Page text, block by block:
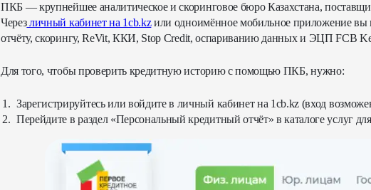
ПКБ — крупнейшее аналитическое и скоринговое бюро Казахстана,
Черезличный кабинет на 1cb.kzили одноимённое мобильное приложение вы
отчёту, скорингу, ReVit, ККИ, Stop Credit, оспариванию данных и ЭЦП FCB
Для того, чтобыпроверить кредитную историюс помощью ПКБ, нужно:
Зарегистрируйтесь или войдите в личный кабинет на 1cb.kz (вход
Перейдите в раздел «Персональный кредитный отчёт» в каталоге услуг